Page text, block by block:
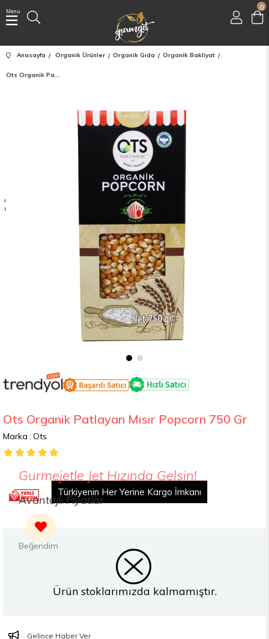
0
Menu
Üye Girişi
Üye Ol
Anasayfa Organik Ürünler Organik Gıda Organik Bakliyat
Ots Organik Patlayan Mısır Popcorn 750 Gr
‹
›
Ots Organik Patlayan Mısır Popcorn 750 Gr
Marka : Ots
Türkiyenin Her Yerine Kargo İmkanı
Ürün stoklarımızda kalmamıştır.
Gelince Haber Ver
Gurmejetle Jet Hızında Gelsin!
Avantajlı Fiyatlar
2000 TL Üzeri Alışverişte Ücretsiz Kargo
Yemek Kartları İle Ödeme İmkanı